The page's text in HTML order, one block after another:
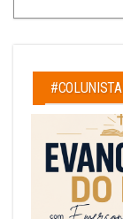
#COLUNISTA